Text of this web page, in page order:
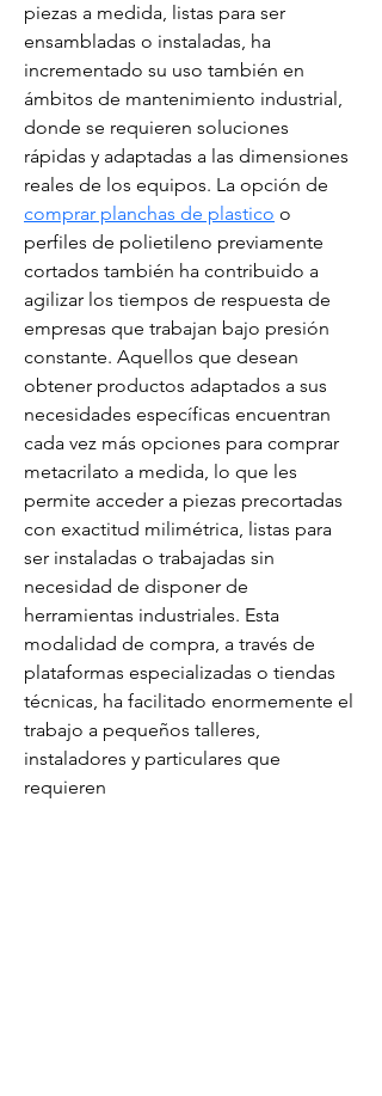
piezas a medida, listas para ser
ensambladas o instaladas, ha
incrementado su uso también en
ámbitos de mantenimiento industrial,
donde se requieren soluciones
rápidas y adaptadas a las dimensiones
reales de los equipos. La opción de
comprar planchas de plastico o
perfiles de polietileno previamente
cortados también ha contribuido a
agilizar los tiempos de respuesta de
empresas que trabajan bajo presión
constante. Aquellos que desean
obtener productos adaptados a sus
necesidades específicas encuentran
cada vez más opciones para comprar
metacrilato a medida, lo que les
permite acceder a piezas precortadas
con exactitud milimétrica, listas para
ser instaladas o trabajadas sin
necesidad de disponer de
herramientas industriales. Esta
modalidad de compra, a través de
plataformas especializadas o tiendas
técnicas, ha facilitado enormemente el
trabajo a pequeños talleres,
instaladores y particulares que
requieren